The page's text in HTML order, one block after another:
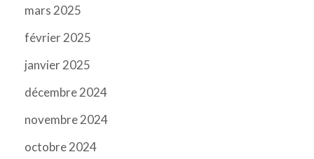
mars 2025
février 2025
janvier 2025
décembre 2024
novembre 2024
octobre 2024